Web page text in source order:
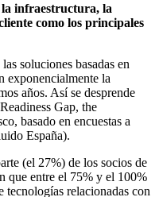
la infraestructura, la
como los principales
soluciones basadas en
la
años. Así se desprende
Gap, the
basado en encuestas a
España).
(el 27%) de los socios de
que entre el 75% y el 100%
tecnologías relacionadas con